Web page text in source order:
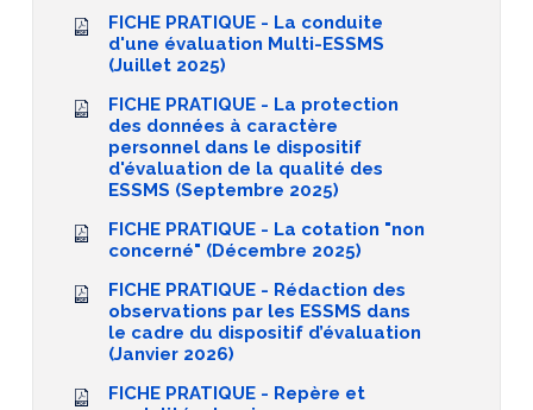
FICHE PRATIQUE - La conduite
d'une évaluation Multi-ESSMS
(Juillet 2025)
FICHE PRATIQUE - La protection
des données à caractère
personnel dans le dispositif
d'évaluation de la qualité des
ESSMS (Septembre 2025)
FICHE PRATIQUE - La cotation "non
concerné" (Décembre 2025)
FICHE PRATIQUE - Rédaction des
observations par les ESSMS dans
le cadre du dispositif d’évaluation
(Janvier 2026)
FICHE PRATIQUE - Repère et